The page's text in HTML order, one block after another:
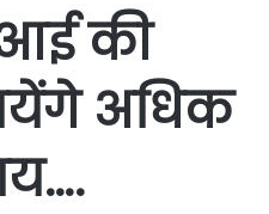
की
अधिक